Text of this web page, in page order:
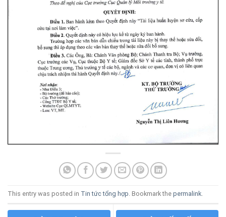
This entry was posted in Tin tức tổng hợp. Bookmark the permalink.